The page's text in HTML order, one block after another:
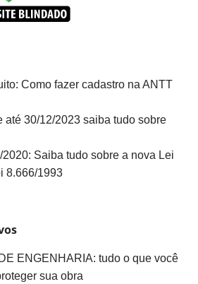
Como fazer cadastro na ANTT
até 30/12/2023 saiba tudo sobre
Saiba tudo sobre a nova Lei
8.666/1993
ENGENHARIA: tudo o que você
sua obra